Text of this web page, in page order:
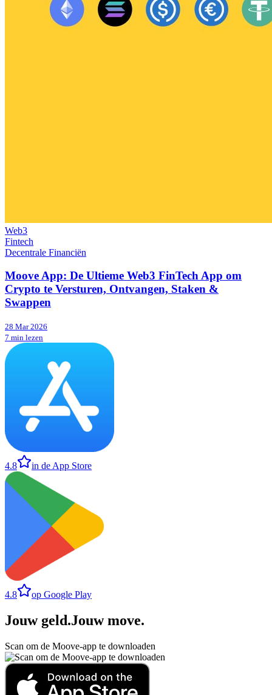
Web3
Fintech
Decentrale Financiën
Moove App: De Ultieme Web3 FinTech App om
Crypto te Versturen, Ontvangen, Staken &
Swappen
28 Mar 2026
7 min lezen
4.8 in de App Store
4.8 op Google Play
Jouw geld.Jouw move.
Scan om de Moove-app te downloaden